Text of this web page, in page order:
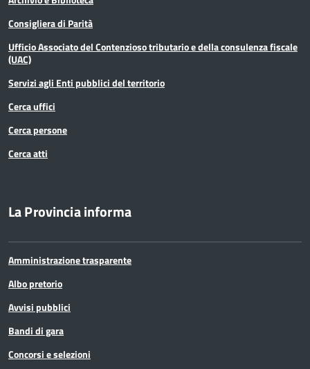
Consigliera di Parità
Ufficio Associato del Contenzioso tributario e della consulenza fiscale
(UAC)
Servizi agli Enti pubblici del territorio
Cerca uffici
Cerca persone
Cerca atti
La Provincia informa
Amministrazione trasparente
Albo pretorio
Avvisi pubblici
Bandi di gara
Concorsi e selezioni